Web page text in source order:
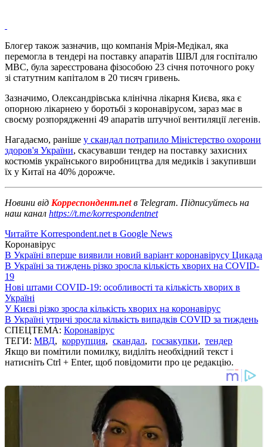
Блогер також зазначив, що компанія Мрія-Медікал, яка
перемогла в тендері на поставку апаратів ШВЛ для госпіталю
МВС, була зареєстрована фізособою 23 січня поточного року
зі статутним капіталом в 20 тисяч гривень.
Зазначимо, Олександрівська клінічна лікарня Києва, яка є
опорною лікарнею у боротьбі з коронавірусом, зараз має в
своєму розпорядженні 49 апаратів штучної вентиляції легенів.
Нагадаємо, раніше у скандал потрапило Міністерство охорони
здоров'я України, скасувавши тендер на поставку захисних
костюмів українського виробництва для медиків і закупивши
їх у Китаї на 40% дорожче.
Новини від Корреспондент.netв Telegram. Підписуйтесь на
наш канал https://t.me/korrespondentnet
Читайте Korrespondent.net в Google News
Коронавірус
В Україні вперше виявили новий варіант коронавірусу Цикада
В Україні за тиждень різко зросла кількість хворих на COVID-
19
Нові штами COVID-19: особливості та кількість хворих в
Україні
У Києві різко зросла кількість хворих на коронавірус
В Україні утричі зросла кількість випадків COVID за тиждень
СПЕЦТЕМА: Коронавірус
ТЕГИ: МВД, коррупция, скандал, госзакупки, тендер
Якщо ви помітили помилку, виділіть необхідний текст і
натисніть Ctrl + Enter, щоб повідомити про це редакцію.